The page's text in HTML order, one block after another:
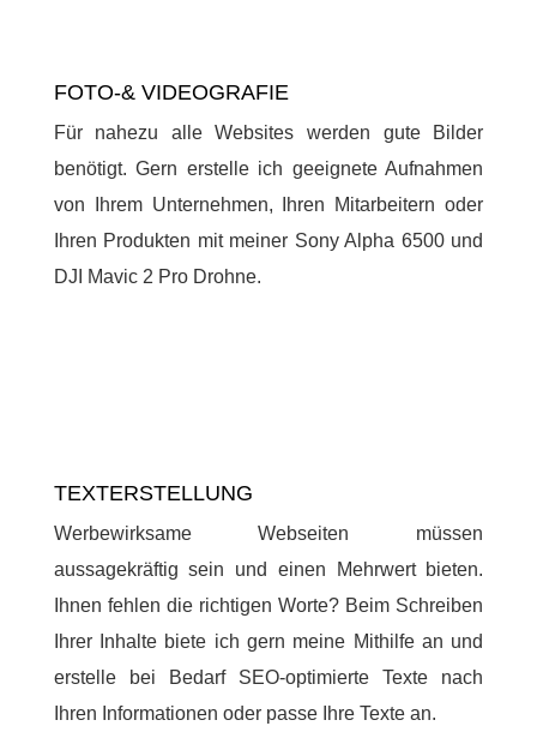
FOTO-& VIDEOGRAFIE
Für nahezu alle Websites werden gute Bilder
benötigt. Gern erstelle ich geeignete Aufnahmen
von Ihrem Unternehmen, Ihren Mitarbeitern oder
Ihren Produkten mit meiner Sony Alpha 6500 und
DJI Mavic 2 Pro Drohne.
TEXTERSTELLUNG
Werbewirksame Webseiten müssen
aussagekräftig sein und einen Mehrwert bieten.
Ihnen fehlen die richtigen Worte? Beim Schreiben
Ihrer Inhalte biete ich gern meine Mithilfe an und
erstelle bei Bedarf SEO-optimierte Texte nach
Ihren Informationen oder passe Ihre Texte an.